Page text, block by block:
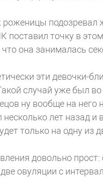
подозревал
поставил точку в
что она занималась
эти девочки-
случай уже был
ну вообще на него
лет назад
только на одну из
довольно
овуляции с